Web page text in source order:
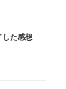
した感想